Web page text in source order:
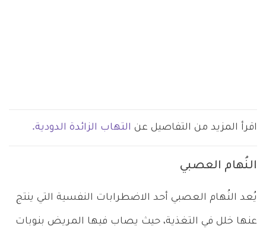
اقرأ المزيد من التفاصيل عن التهاب الزائدة الدودية.
النُهام العصبي
يُعد النُهام العصبي أحد الاضطرابات النفسية التي ينتج
عنها خلل في التغذية، حيث يصاب فيها المريض بنوبات